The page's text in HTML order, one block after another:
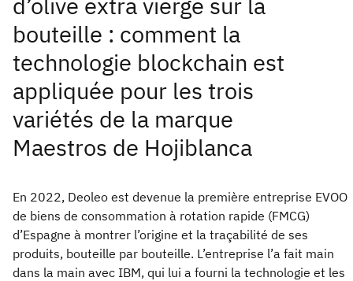
d’olive extra vierge sur la
bouteille : comment la
technologie blockchain est
appliquée pour les trois
variétés de la marque
Maestros de Hojiblanca
En 2022, Deoleo est devenue la première entreprise EVOO
de biens de consommation à rotation rapide (FMCG)
d’Espagne à montrer l’origine et la traçabilité de ses
produits, bouteille par bouteille. L’entreprise l’a fait main
dans la main avec IBM, qui lui a fourni la technologie et les